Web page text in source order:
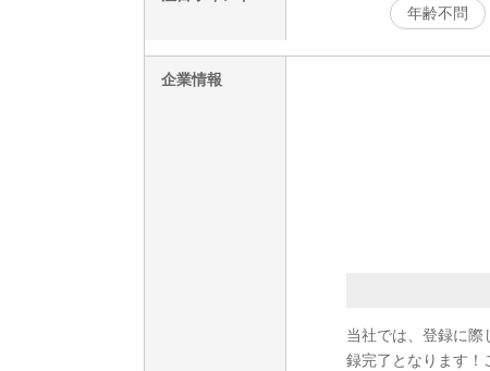
年齢不問
企業情報
当社では、登録に際
録完了となります！